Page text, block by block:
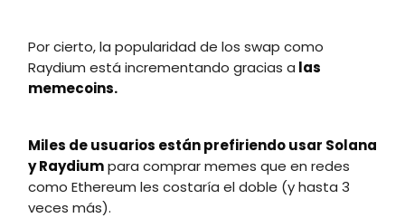
Por cierto, la popularidad de los swap como
Raydium está incrementando gracias a las
memecoins.
Miles de usuarios están prefiriendo usar Solana
y Raydiumpara comprar memes que en redes
como Ethereum les costaría el doble (y hasta 3
veces más).